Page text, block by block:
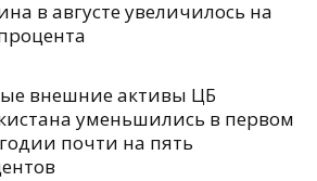
в августе увеличилось на
внешние активы ЦБ
уменьшились в первом
почти на пять